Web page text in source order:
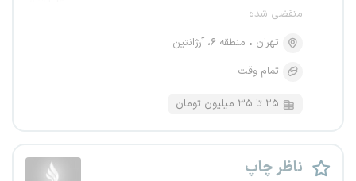
منقضی شده
تهران
منطقه ۶، آرژانتین
تمام وقت
۲۵ تا ۳۵ میلیون تومان
ناظر چاپ